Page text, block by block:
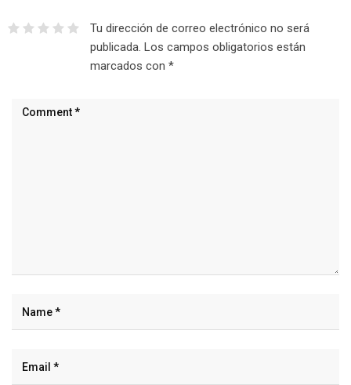
Tu dirección de correo electrónico no será
publicada. Los campos obligatorios están
marcados con *